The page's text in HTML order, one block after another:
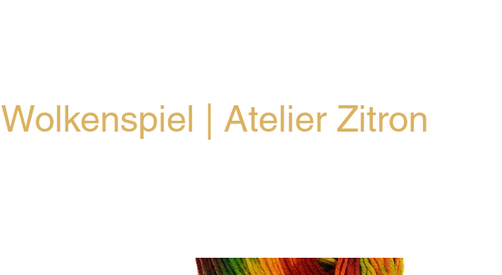
Wolkenspiel | Atelier Zitron